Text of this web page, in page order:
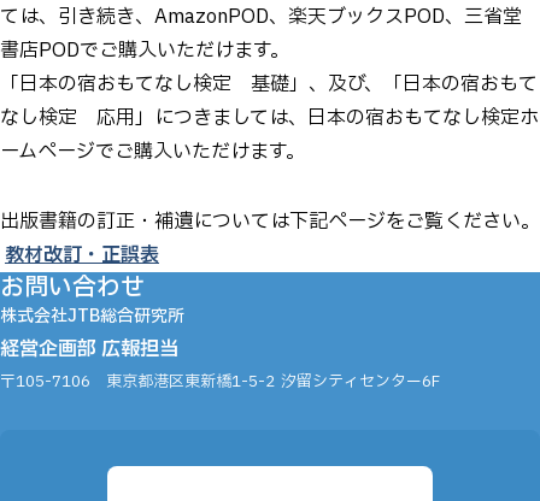
ては、引き続き、AmazonPOD、楽天ブックスPOD、三省堂
書店PODでご購入いただけます。
「日本の宿おもてなし検定 基礎」、及び、「日本の宿おもて
なし検定 応用」につきましては、日本の宿おもてなし検定ホ
ームページでご購入いただけます。
出版書籍の訂正・補遺については下記ページをご覧ください。
教材改訂・正誤表
お問い合わせ
株式会社JTB総合研究所
経営企画部 広報担当
〒105-7106 東京都港区東新橋1-5-2 汐留シティセンター6F